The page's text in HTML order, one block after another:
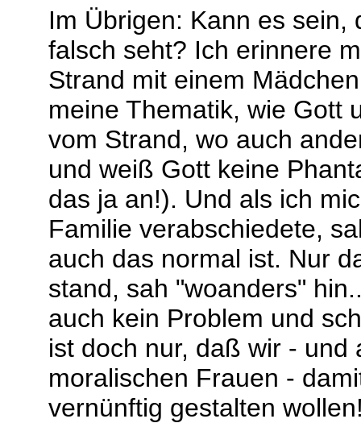
Im Übrigen: Kann es
falsch seht? Ich erinnere
Strand mit einem
meine Thematik, wie Gott
vom Strand, wo auch
und weiß Gott keine
das ja an!). Und als ich
Familie verabschiedete,
auch das normal ist. Nur
stand, sah "woanders"
auch kein Problem und
ist doch nur, daß wir -
moralischen Frauen -
vernünftig gestalten